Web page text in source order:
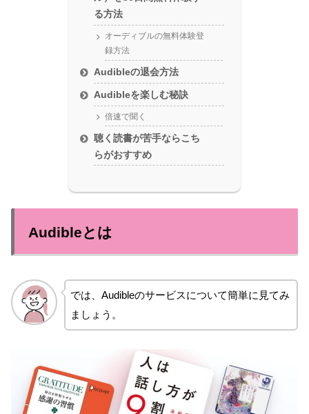
る方法
オーディブルの無料体験登
録方法
Audibleの退会方法
Audibleを楽しむ秘訣
倍速で聞く
聴く読書が苦手ならこち
らがおすすめ
Audibleとは
では、Audibleのサービスについて簡単に見てみ
ましょう。